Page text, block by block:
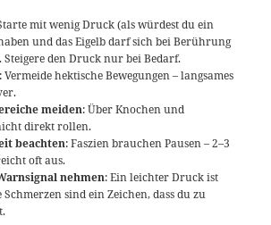
mit wenig Druck (als würdest du ein
und das Eigelb darf sich bei Berührung
den Druck nur bei Bedarf.
: Vermeide hektische Bewegungen – langsames
meiden: Über Knochen und
direkt rollen.
beachten: Faszien brauchen Pausen – 2–3
oft aus.
nehmen: Ein leichter Druck ist
sind ein Zeichen, dass du zu